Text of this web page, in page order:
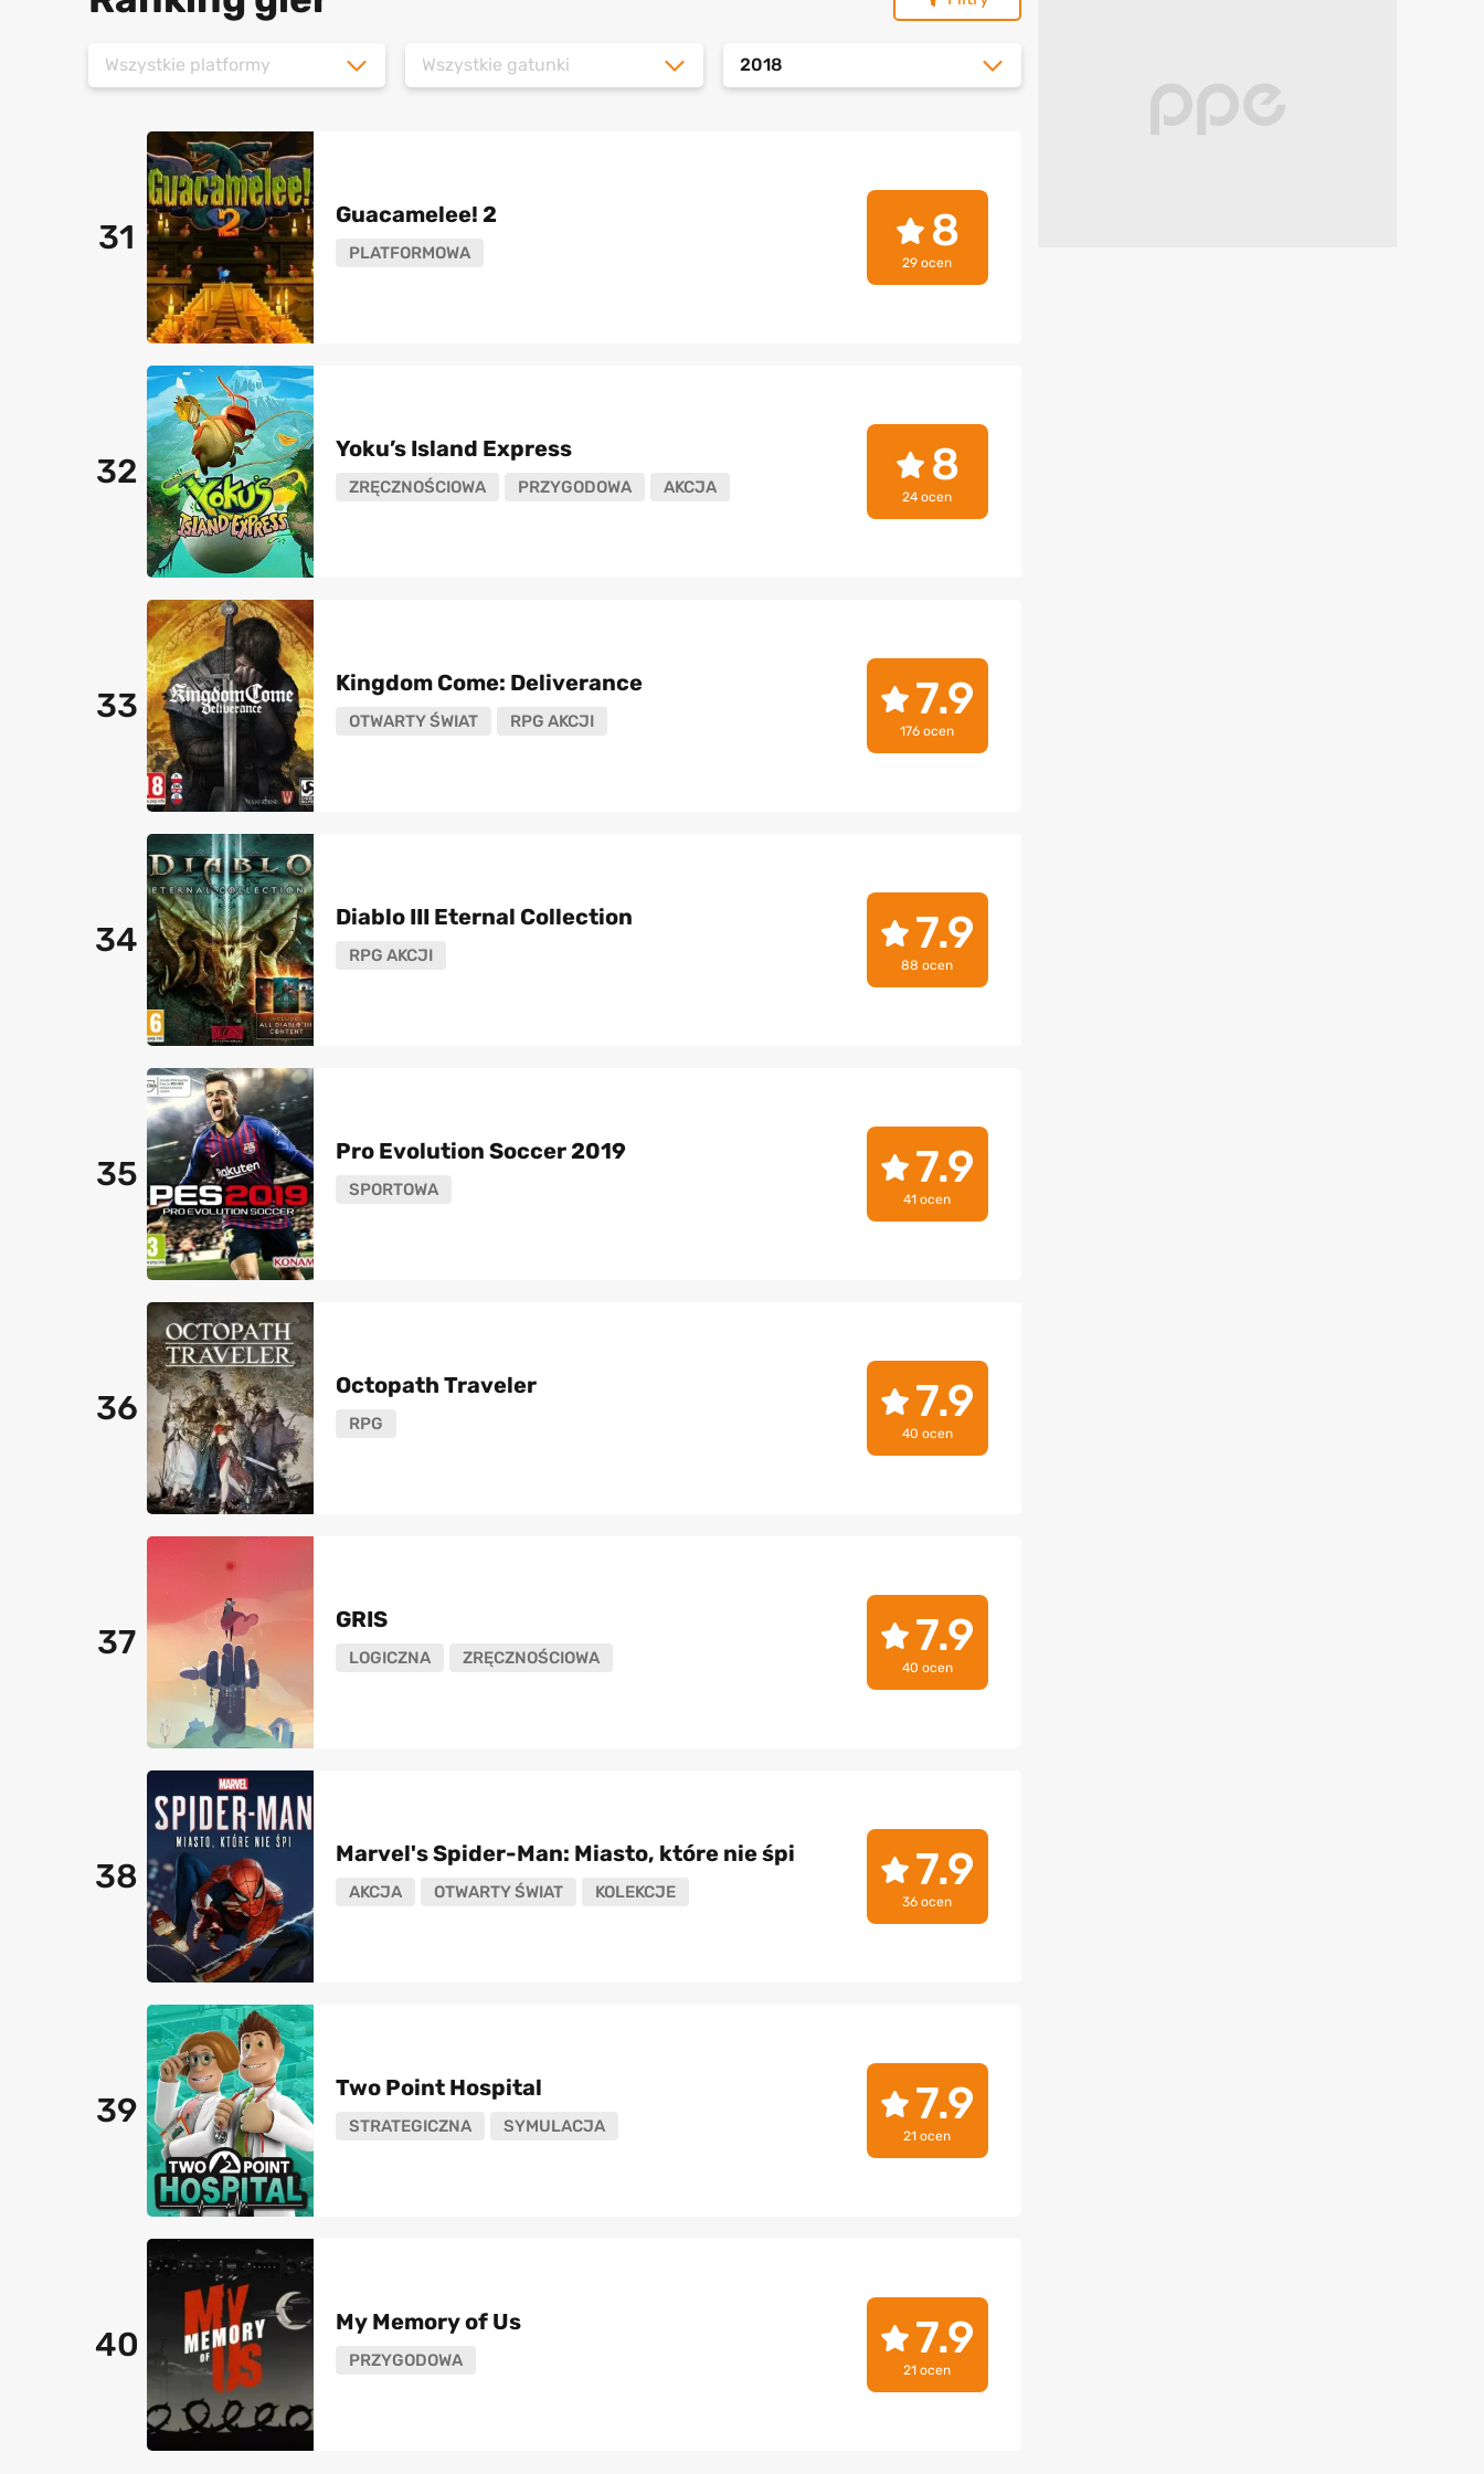
Wszystkie platformy Wszystkie gatunki 2018
31
Guacamelee! 2
PLATFORMOWA 8
29 ocen
32
Yoku’s Island Express
ZRĘCZNOŚCIOWA PRZYGODOWA AKCJA 8
24 ocen
33
Kingdom Come: Deliverance
OTWARTY ŚWIAT RPG AKCJI 7.9
176 ocen
34
Diablo III Eternal Collection
RPG AKCJI 7.9
88 ocen
35
Pro Evolution Soccer 2019
SPORTOWA 7.9
41 ocen
36
Octopath Traveler
RPG 7.9
40 ocen
37
GRIS
LOGICZNA ZRĘCZNOŚCIOWA 7.9
40 ocen
38
Marvel's Spider-Man: Miasto, które nie śpi
AKCJA OTWARTY ŚWIAT KOLEKCJE 7.9
36 ocen
39
Two Point Hospital
STRATEGICZNA SYMULACJA 7.9
21 ocen
40
My Memory of Us
PRZYGODOWA 7.9
21 ocen